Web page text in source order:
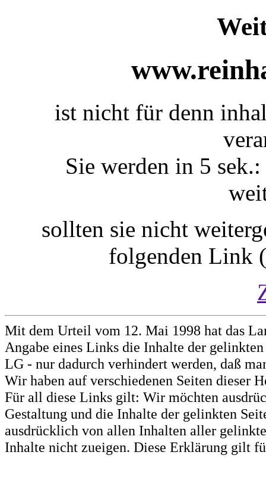
ist nicht für denn
Sie werden in 5
sollten sie nicht
folgenden Link
Mit dem Urteil vom 12. Mai 1998 hat das
Angabe eines Links die Inhalte der
LG - nur dadurch verhindert werden, daß
Wir haben auf verschiedenen Seiten dieser
Für all diese Links gilt: Wir möchten
Gestaltung und die Inhalte der gelinkten
ausdrücklich von allen Inhalten aller
Inhalte nicht zueigen. Diese Erklärung gilt